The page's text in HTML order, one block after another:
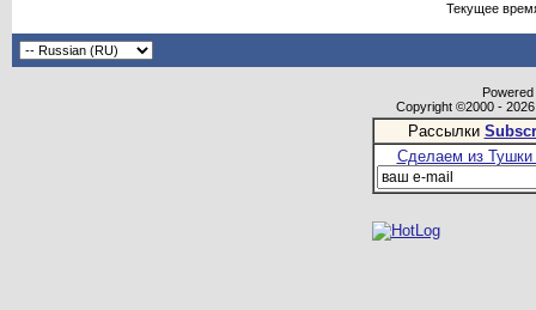
Текущее
Copyright ©2000 -
Рассылки
Сделаем из Тушки